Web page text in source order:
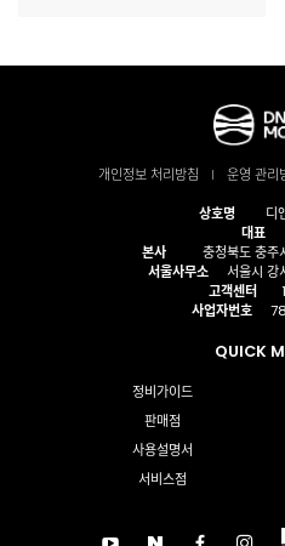
개인정보 처리방침 운영 관리
상호명
디
대표
본사
충청북도 충
서울사무소
서울시 강
고객센터
사업자번호
QUICK
정비가이드
판매점
사용설명서
서비스점